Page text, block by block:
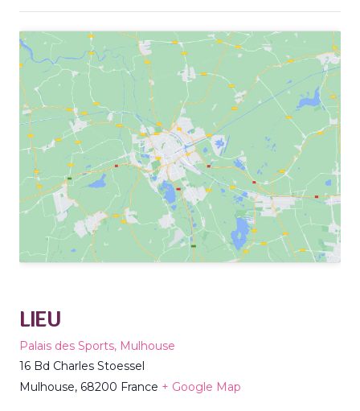
LIEU
Palais des Sports, Mulhouse
16 Bd Charles Stoessel
Mulhouse, 68200 France + Google Map